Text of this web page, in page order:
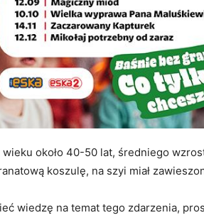
wieku około 40-50 lat, średniego
koszulę, na szyi miał
wiedzę na temat tego zdarzenia,